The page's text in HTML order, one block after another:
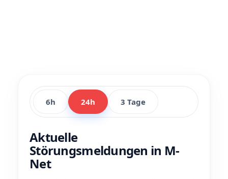
6h 24h 3 Tage
Aktuelle
Störungsmeldungen in M-
Net